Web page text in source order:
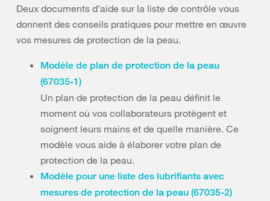
Deux documents d’aide sur la liste de contrôle vous
donnent des conseils pratiques pour mettre en œuvre
vos mesures de protection de la peau.
Modèle de plan de protection de la peau
(67035-1)
Un plan de protection de la peau définit le
moment où vos collaborateurs protègent et
soignent leurs mains et de quelle manière. Ce
modèle vous aide à élaborer votre plan de
protection de la peau.
Modèle pour une liste des lubrifiants avec
mesures de protection de la peau (67035-2)